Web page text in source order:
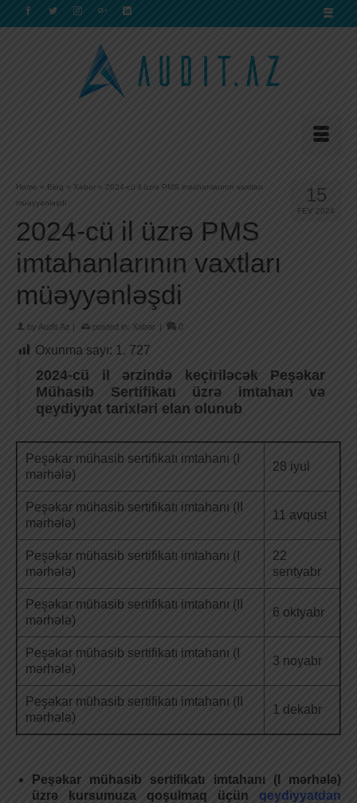
15
FEV 2024
Home » Blog » Xəbər » 2024-cü il üzrə PMS imtahanlarının vaxtları
müəyyənləşdi
2024-cü il üzrə PMS
imtahanlarının vaxtları
müəyyənləşdi
by Audit.Az | posted in: Xəbər | 0
Oxunma sayı: 1. 727
2024-cü il ərzində keçiriləcək Peşəkar
Mühasib Sertifikatı üzrə imtahan və
qeydiyyat tarixləri elan olunub
Peşəkar mühasib sertifikatı imtahanı (I
mərhələ)
28 iyul
Peşəkar mühasib sertifikatı imtahanı (II
mərhələ)
11 avqust
Peşəkar mühasib sertifikatı imtahanı (I
mərhələ)
22
sentyabr
Peşəkar mühasib sertifikatı imtahanı (II
mərhələ)
6 oktyabr
Peşəkar mühasib sertifikatı imtahanı (I
mərhələ)
3 noyabr
Peşəkar mühasib sertifikatı imtahanı (II
mərhələ)
1 dekabr
Peşəkar mühasib sertifikatı imtahanı (I mərhələ)
üzrə kursumuza qoşulmaq üçün qeydiyyatdan